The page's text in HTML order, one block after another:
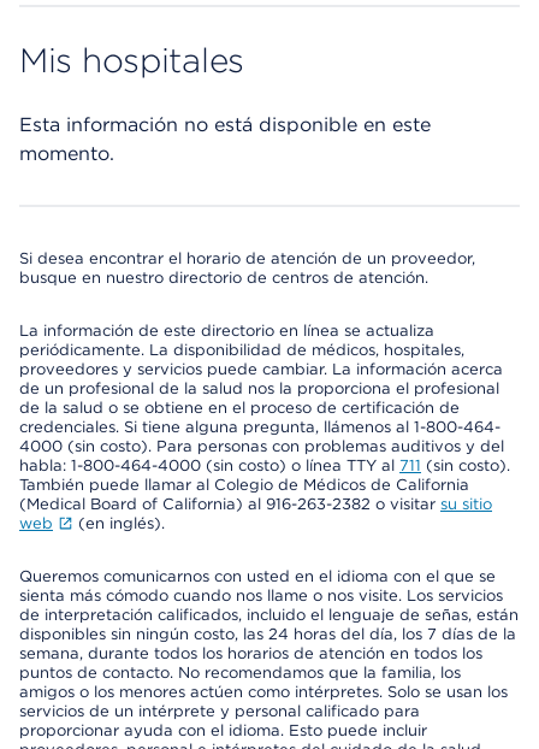
Mis hospitales
Esta información no está disponible en este
momento.
Si desea encontrar el horario de atención de un proveedor,
busque en nuestro directorio de centros de atención.
La información de este directorio en línea se actualiza
periódicamente. La disponibilidad de médicos, hospitales,
proveedores y servicios puede cambiar. La información acerca
de un profesional de la salud nos la proporciona el profesional
de la salud o se obtiene en el proceso de certificación de
credenciales. Si tiene alguna pregunta, llámenos al 1-800-464-
4000 (sin costo). Para personas con problemas auditivos y del
habla: 1-800-464-4000 (sin costo) o línea TTY al 711 (sin costo).
También puede llamar al Colegio de Médicos de California
(Medical Board of California) al 916-263-2382 o visitar su sitio
web
(en inglés).
Queremos comunicarnos con usted en el idioma con el que se
sienta más cómodo cuando nos llame o nos visite. Los servicios
de interpretación calificados, incluido el lenguaje de señas, están
disponibles sin ningún costo, las 24 horas del día, los 7 días de la
semana, durante todos los horarios de atención en todos los
puntos de contacto. No recomendamos que la familia, los
amigos o los menores actúen como intérpretes. Solo se usan los
servicios de un intérprete y personal calificado para
proporcionar ayuda con el idioma. Esto puede incluir